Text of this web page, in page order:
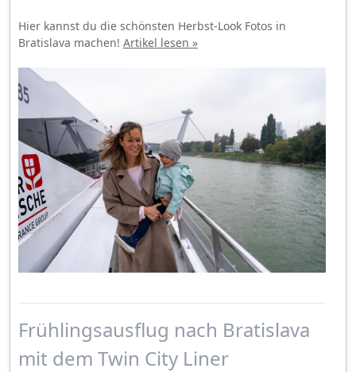
Hier kannst du die schönsten Herbst-Look Fotos in
Bratislava machen! Artikel lesen »
Frühlingsausflug nach Bratislava
mit dem Twin City Liner